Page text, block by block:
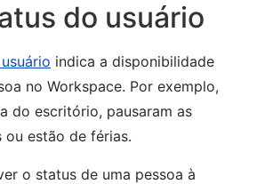
do usuário
indica a disponibilidade
no Workspace. Por exemplo,
do escritório, pausaram as
ou estão de férias.
o status de uma pessoa à